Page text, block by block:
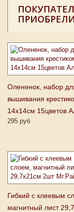
Олененок, набор
вышивания
14х14см 15цветов
295 руб
Гибкий с клеевым
магнитный лист